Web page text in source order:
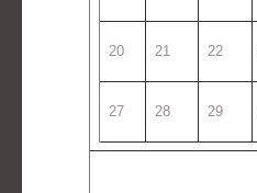
20 21 22
27 28 29